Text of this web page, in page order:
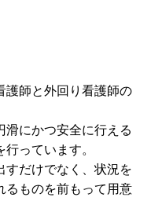
護師と外回り看護師の
滑にかつ安全に行える
っています。
すだけでなく、状況を
るものを前もって用意